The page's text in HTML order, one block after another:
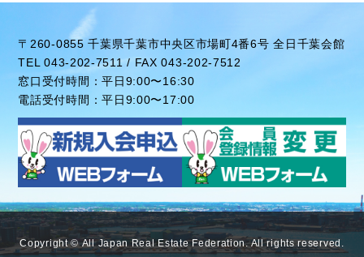
〒260-0855 千葉県千葉市中央区市場町4番6号 全日千葉会館
TEL 043-202-7511 / FAX 043-202-7512
窓口受付時間：平日9:00〜16:30
電話受付時間：平日9:00〜17:00
Copyright © All Japan Real Estate Federation. All rights reserved.